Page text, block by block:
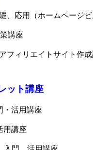
、応用（ホームページ
講座
フィリエイトサイト作
ット講座
・活用講座
用講座